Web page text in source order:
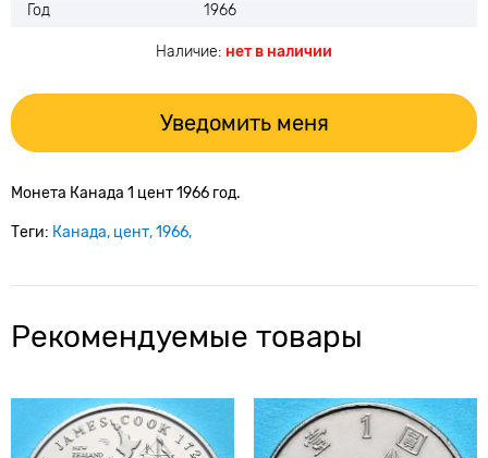
Год
1966
Наличие: нет в наличии
Уведомить меня
Монета Канада 1 цент 1966 год.
Теги: Канада цент 1966
Рекомендуемые товары